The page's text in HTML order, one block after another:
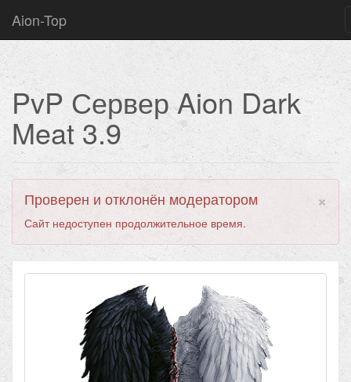
Aion-Top
PvP Сервер Aion Dark
Meat 3.9
×
Проверен и отклонён модератором
Сайт недоступен продолжительное время.